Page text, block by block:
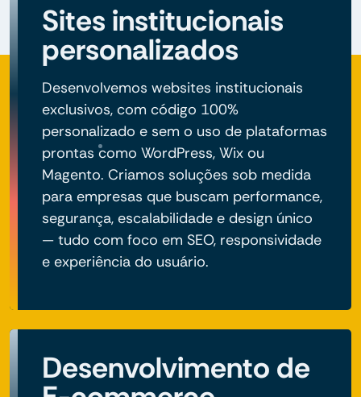
Sites institucionais
personalizados
Desenvolvemos websites institucionais
exclusivos, com código 100%
personalizado e sem o uso de plataformas
prontas como WordPress, Wix ou
Magento. Criamos soluções sob medida
para empresas que buscam performance,
segurança, escalabilidade e design único
— tudo com foco em SEO, responsividade
e experiência do usuário.
Desenvolvimento de